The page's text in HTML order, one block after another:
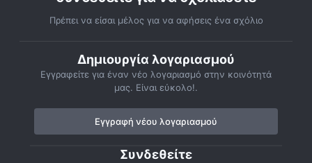
Πρέπει να είσαι μέλος για να αφήσεις ένα σχόλιο
Δημιουργία λογαριασμού
Εγγραφείτε για έναν νέο λογαριασμό στην κοινότητά
μας. Είναι εύκολο!.
Εγγραφή νέου λογαριασμού
Συνδεθείτε